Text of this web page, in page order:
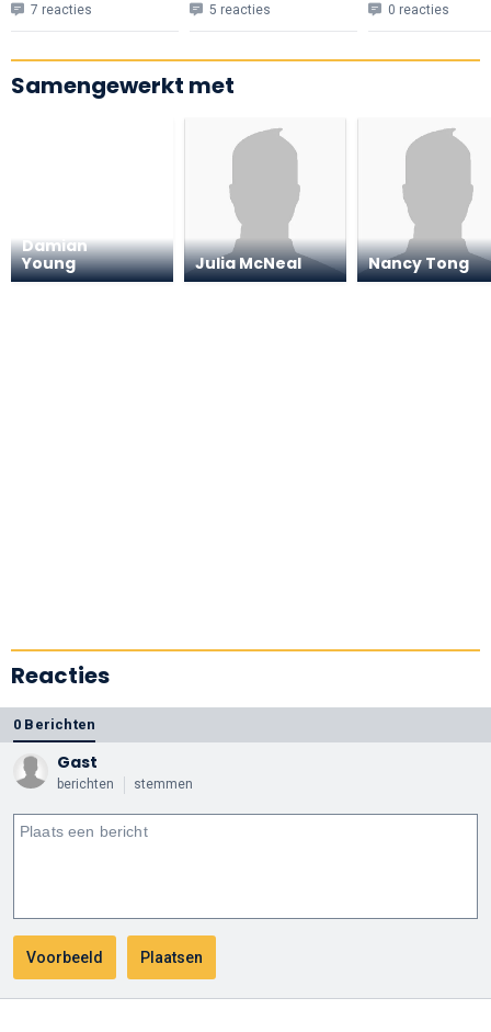
7 reacties 5 reacties 0 reacties
Samengewerkt met
Damian
Young
Julia McNeal Nancy Tong
Reacties
0 Berichten
Gast
berichten stemmen